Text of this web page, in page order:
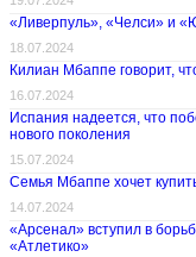
«Ливерпуль», «Челси» и
18.07.2024
Килиан Мбаппе говорит,
16.07.2024
Испания надеется, что
нового поколения
15.07.2024
Семья Мбаппе хочет
14.07.2024
«Арсенал» вступил в
«Атлетико»